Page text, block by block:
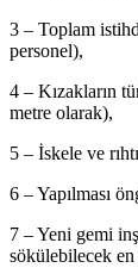
3 – Toplam
personel),
4 – Kızakların
metre olarak),
5 – İskele ve
6 – Yapılması
7 – Yeni gemi
sökülebilecek